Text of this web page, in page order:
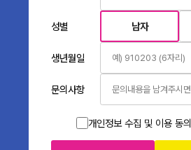
성별 남자
생년월일
문의사항
개인정보 수집 및 이용 동의